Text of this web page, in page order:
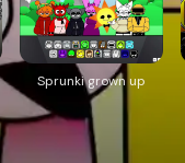
Sprunki grown up